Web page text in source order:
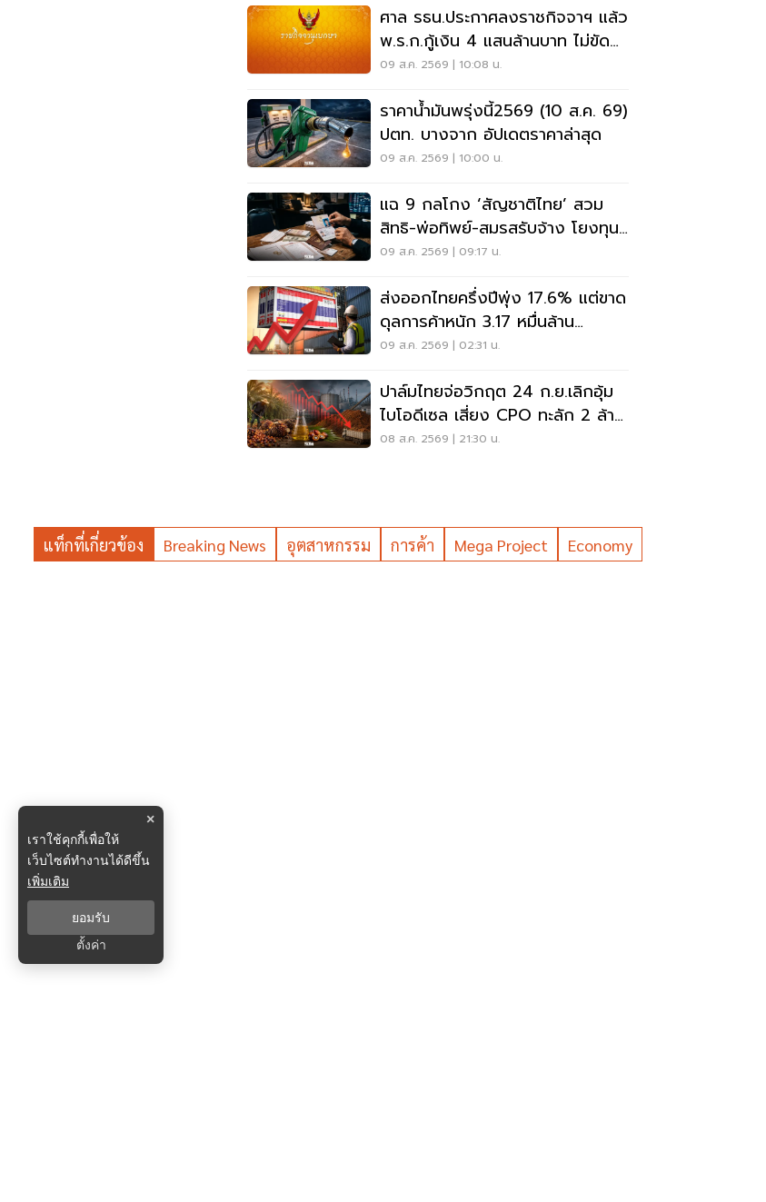
ศาล รธน.ประกาศลงราชกิจจาฯ แล้ว
พ.ร.ก.กู้เงิน 4 แสนล้านบาท ไม่ขัด
รัฐธรรมนูญ
09 ส.ค. 2569 | 10:08 น.
ราคาน้ำมันพรุ่งนี้2569 (10 ส.ค. 69)
ปตท. บางจาก อัปเดตราคาล่าสุด
09 ส.ค. 2569 | 10:00 น.
แฉ 9 กลโกง ‘สัญชาติไทย’ สวม
สิทธิ-พ่อทิพย์-สมรสรับจ้าง โยงทุน
สีเทา
09 ส.ค. 2569 | 09:17 น.
ส่งออกไทยครึ่งปีพุ่ง 17.6% แต่ขาด
ดุลการค้าหนัก 3.17 หมื่นล้าน
ดอลลาร์
09 ส.ค. 2569 | 02:31 น.
ปาล์มไทยจ่อวิกฤต 24 ก.ย.เลิกอุ้ม
ไบโอดีเซล เสี่ยง CPO ทะลัก 2 ล้าน
ตัน
08 ส.ค. 2569 | 21:30 น.
แท็กที่เกี่ยวข้อง Breaking News อุตสาหกรรม การค้า Mega Project Economy
×
เราใช้คุกกี้เพื่อให้
เว็บไซต์ทำงานได้ดีขึ้น
เพิ่มเติม
ยอมรับ
ตั้งค่า